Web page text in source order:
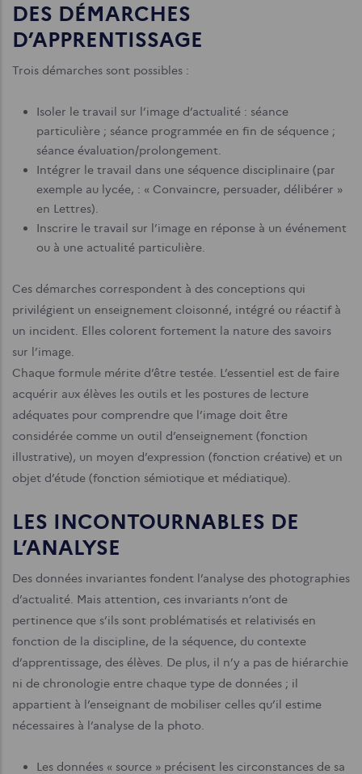
DES DÉMARCHES
D’APPRENTISSAGE
Trois démarches sont possibles :
Isoler le travail sur l’image d’actualité : séance
particulière ; séance programmée en fin de séquence ;
séance évaluation/prolongement.
Intégrer le travail dans une séquence disciplinaire (par
exemple au lycée, : « Convaincre, persuader, délibérer »
en Lettres).
Inscrire le travail sur l’image en réponse à un événement
ou à une actualité particulière.
Ces démarches correspondent à des conceptions qui
privilégient un enseignement cloisonné, intégré ou réactif à
un incident. Elles colorent fortement la nature des savoirs
sur l’image.
Chaque formule mérite d’être testée. L’essentiel est de faire
acquérir aux élèves les outils et les postures de lecture
adéquates pour comprendre que l’image doit être
considérée comme un outil d’enseignement (fonction
illustrative), un moyen d’expression (fonction créative) et un
objet d’étude (fonction sémiotique et médiatique).
LES INCONTOURNABLES DE
L’ANALYSE
Des données invariantes fondent l’analyse des photographies
d’actualité. Mais attention, ces invariants n’ont de
pertinence que s’ils sont problématisés et relativisés en
fonction de la discipline, de la séquence, du contexte
d’apprentissage, des élèves. De plus, il n’y a pas de hiérarchie
ni de chronologie entre chaque type de données ; il
appartient à l’enseignant de mobiliser celles qu’il estime
nécessaires à l’analyse de la photo.
Les données « source » précisent les circonstances de sa